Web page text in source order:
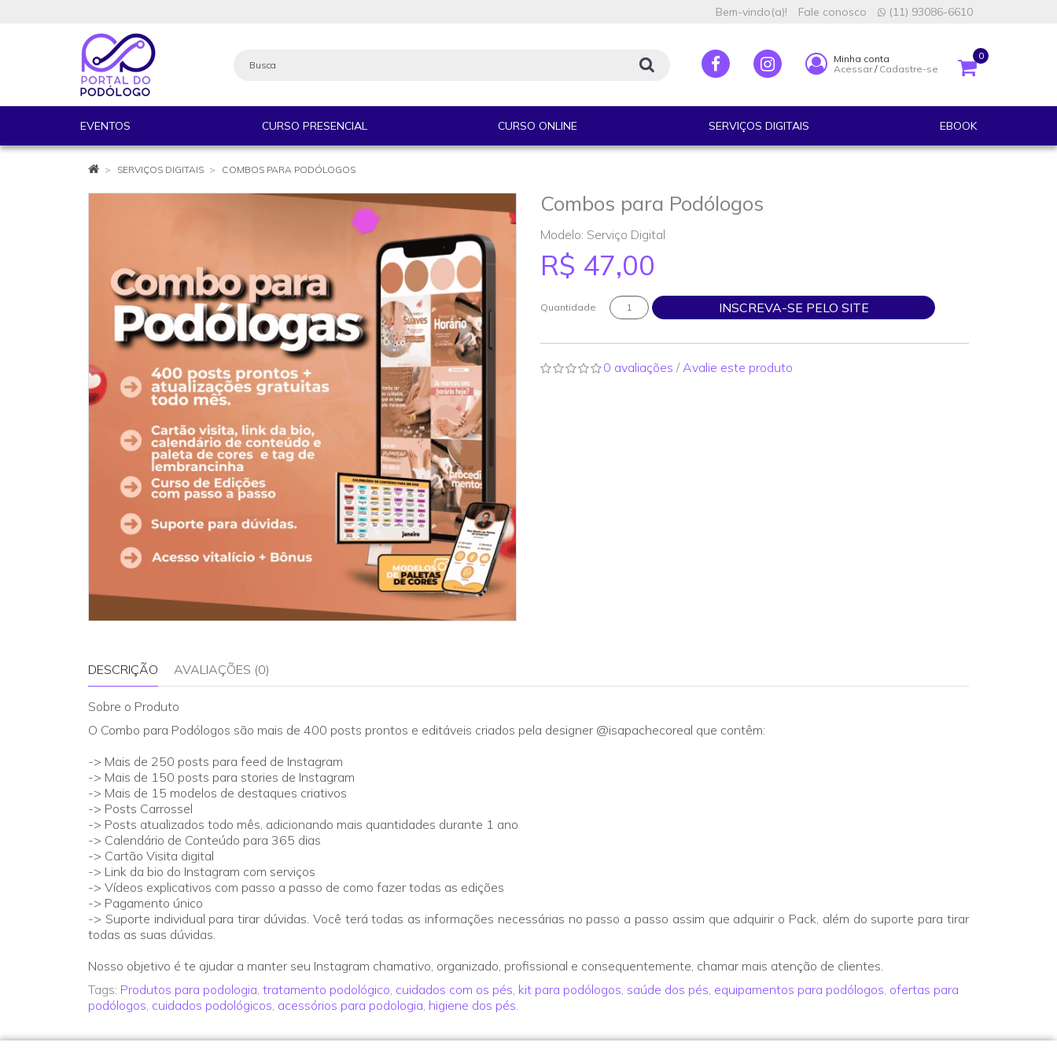
Bem-vindo(a)! Fale conosco (11) 93086-6610
Minha conta
Acessar/ Cadastre-se
0
EVENTOS CURSO PRESENCIAL CURSO ONLINE SERVIÇOS DIGITAIS EBOOK
SERVIÇOS DIGITAIS COMBOS PARA PODÓLOGOS
Combos para Podólogos
Modelo: Serviço Digital
R$ 47,00
Quantidade INSCREVA-SE PELO SITE
0 avaliações /Avalie este produto
DESCRIÇÃO AVALIAÇÕES (0)
Sobre o Produto
O Combo para Podólogos são mais de 400 posts prontos e editáveis criados pela designer @isapachecoreal que contêm:
-> Mais de 250 posts para feed de Instagram
-> Mais de 150 posts para stories de Instagram
-> Mais de 15 modelos de destaques criativos
-> Posts Carrossel
-> Posts atualizados todo mês, adicionando mais quantidades durante 1 ano
-> Calendário de Conteúdo para 365 dias
-> Cartão Visita digital
-> Link da bio do Instagram com serviços
-> Vídeos explicativos com passo a passo de como fazer todas as edições
-> Pagamento único
-> Suporte individual para tirar dúvidas. Você terá todas as informações necessárias no passo a passo assim que adquirir o Pack, além do suporte para tirar
todas as suas dúvidas.
Nosso objetivo é te ajudar a manter seu Instagram chamativo, organizado, profissional e consequentemente, chamar mais atenção de clientes.
Tags: Produtos para podologia, tratamento podológico, cuidados com os pés, kit para podólogos, saúde dos pés, equipamentos para podólogos, ofertas para
podólogos, cuidados podológicos, acessórios para podologia, higiene dos pés.